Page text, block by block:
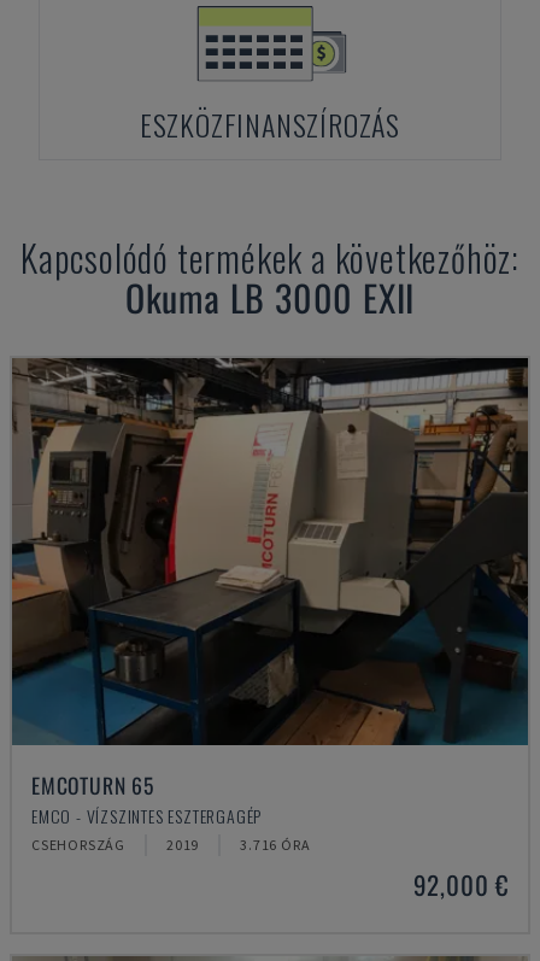
ESZKÖZFINANSZÍROZÁS
Kapcsolódó termékek a következőhöz:
Okuma LB 3000 EXII
EMCOTURN 65
EMCO - VÍZSZINTES ESZTERGAGÉP
CSEHORSZÁG 2019 3.716 ÓRA
92,000 €